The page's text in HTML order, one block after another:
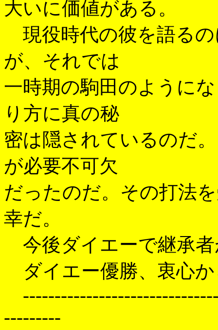
大いに価値がある。
現役時代の彼を語る
が、それでは
一時期の駒田のように
り方に真の秘
密は隠されているのだ
が必要不可欠
だったのだ。その打法
幸だ。
今後ダイエーで継承
ダイエー優勝、衷心
---------